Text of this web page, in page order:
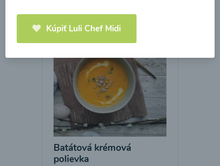
Batátová krémová
polievka
Kúpiť Luli Chef Midi